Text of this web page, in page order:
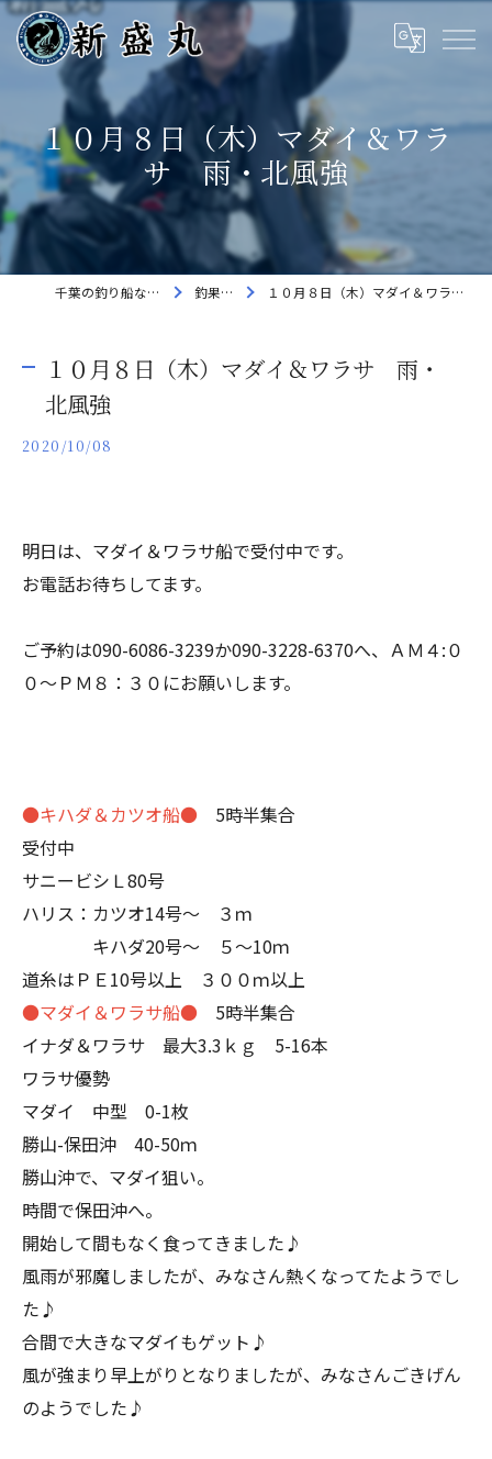
１０月８日（木）マダイ＆ワラ
サ 雨・北風強
千葉の釣り船なら新盛丸 釣果速報 １０月８日（木）マダイ＆ワラサ 雨・北風強
１０月８日（木）マダイ＆ワラサ 雨・
北風強
2020/10/08
明日は、マダイ＆ワラサ船で受付中です。
お電話お待ちしてます。
ご予約は090-6086-3239か090-3228-6370へ、ＡＭ４:０
０～ＰＭ８：３０にお願いします。
●キハダ＆カツオ船● 5時半集合
受付中
サニービシＬ80号
ハリス：カツオ14号～ ３ｍ
キハダ20号～ ５～10ｍ
道糸はＰＥ10号以上 ３００ｍ以上
●マダイ＆ワラサ船● 5時半集合
イナダ＆ワラサ 最大3.3ｋｇ 5-16本
ワラサ優勢
マダイ 中型 0-1枚
勝山-保田沖 40-50ｍ
勝山沖で、マダイ狙い。
時間で保田沖へ。
開始して間もなく食ってきました♪
風雨が邪魔しましたが、みなさん熱くなってたようでし
た♪
合間で大きなマダイもゲット♪
風が強まり早上がりとなりましたが、みなさんごきげん
のようでした♪